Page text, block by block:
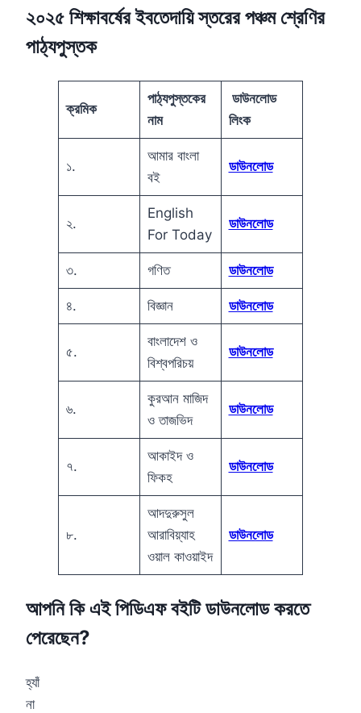
২০২৫ শিক্ষাবর্ষের ইবতেদায়ি স্তরের পঞ্চম শ্রেণির
পাঠ্যপুস্তক
ক্রমিক
পাঠ্যপুস্তকের
নাম
ডাউনলোড
লিংক
১.
আমার বাংলা
বই
ডাউনলোড
২.
English
For Today
ডাউনলোড
৩. গণিত ডাউনলোড
৪. বিজ্ঞান ডাউনলোড
৫.
বাংলাদেশ ও
বিশ্বপরিচয়
ডাউনলোড
৬.
কুরআন মাজিদ
ও তাজভিদ
ডাউনলোড
৭.
আকাইদ ও
ফিকহ
ডাউনলোড
৮.
আদদুরুসুল
আরাবিয়্যাহ
ওয়াল কাওয়াইদ
ডাউনলোড
আপনি কি এই পিডিএফ বইটি ডাউনলোড করতে
পেরেছেন?
হ্যাঁ
না